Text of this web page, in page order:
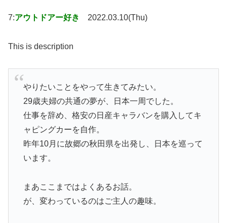
7:アウトドアー好き 2022.03.10(Thu)
This is description
やりたいことをやって生きてみたい。
29歳夫婦の共通の夢が、日本一周でした。
仕事を辞め、格安の日産キャラバンを購入してキ
ャピングカーを自作。
昨年10月に故郷の秋田県を出発し、日本を巡って
います。
まあここまではよくあるお話。
が、変わっているのはご主人の趣味。